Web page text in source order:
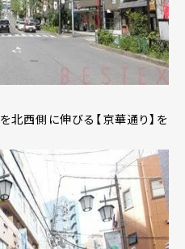
北西側に伸びる【京華通り】を